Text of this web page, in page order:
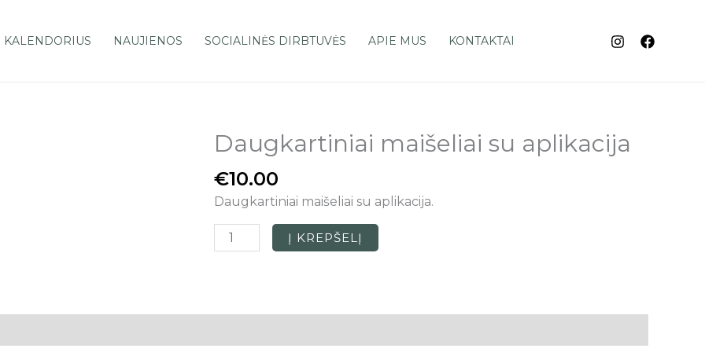
KALENDORIUS NAUJIENOS SOCIALINĖS DIRBTUVĖS APIE MUS KONTAKTAI
Daugkartiniai maišeliai su aplikacija
€10.00
Daugkartiniai maišeliai su aplikacija.
produkto
kiekis:
Daugkartiniai
maišeliai
aplikacija
Į KREPŠELĮ